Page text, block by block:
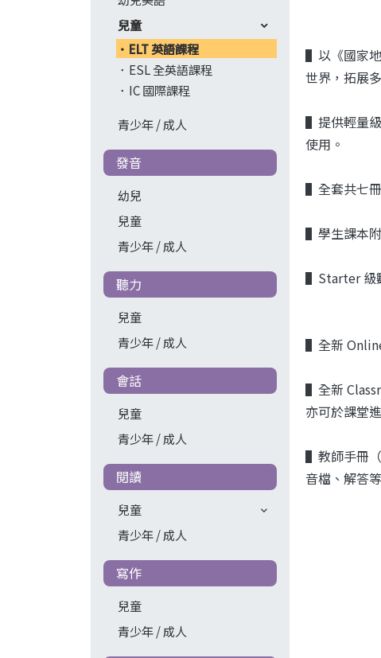
兒童
ELT 英語課程
ESL 全英語課程
IC 國際課程
青少年 / 成人
發音
幼兒
兒童
青少年 / 成人
聽力
兒童
青少年 / 成人
會話
兒童
青少年 / 成人
閱讀
兒童
青少年 / 成人
寫作
兒童
青少年 / 成人
▌以《國家
世界，拓展
▌提供輕量
使用。
▌全套共七
▌學生課本
▌Starter 級
▌全新
▌全新
亦可於課堂
▌教師手冊
音檔、解答